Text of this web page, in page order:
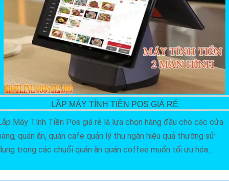
LẮP MÁY TÍNH TIỀN POS GIÁ RẺ
Máy Tính Tiền Pos giá rẻ là lựa chọn hàng đầu cho các cửa
quán ăn, quán cafe quản lý thu ngân hiệu quả thường sử
trong các chuổi quán ăn quán coffee muốn tối ưu hóa...